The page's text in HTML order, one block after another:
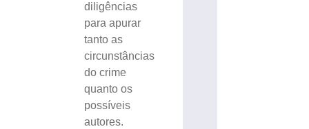
diligências
para apurar
tanto as
circunstâncias
do crime
quanto os
possíveis
autores.